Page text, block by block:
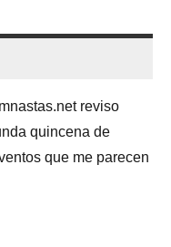
reviso
quincena de
que me parecen